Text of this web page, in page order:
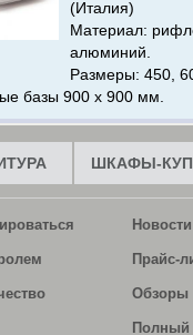
(Италия)
Материал:
алюминий.
Размеры: 450,
базы 900 х 900 мм.
ШКАФЫ-
Новости
Прайс-
Обзоры
Полный